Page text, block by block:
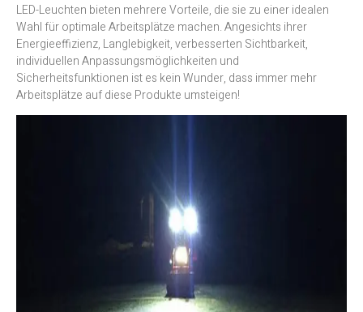
LED-Leuchten bieten mehrere Vorteile, die sie zu einer idealen
Wahl für optimale Arbeitsplätze machen. Angesichts ihrer
Energieeffizienz, Langlebigkeit, verbesserten Sichtbarkeit,
individuellen Anpassungsmöglichkeiten und
Sicherheitsfunktionen ist es kein Wunder, dass immer mehr
Arbeitsplätze auf diese Produkte umsteigen!